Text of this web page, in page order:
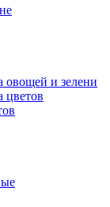
овощей и зелени
цветов